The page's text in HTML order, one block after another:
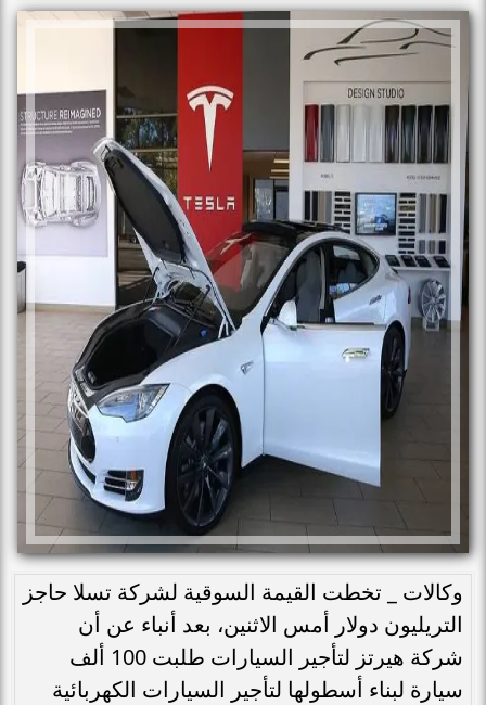
وكالات _ تخطت القيمة السوقية لشركة تسلا حاجز
التريليون دولار أمس الاثنين، بعد أنباء عن أن
شركة هيرتز لتأجير السيارات طلبت 100 ألف
سيارة لبناء أسطولها لتأجير السيارات الكهربائية